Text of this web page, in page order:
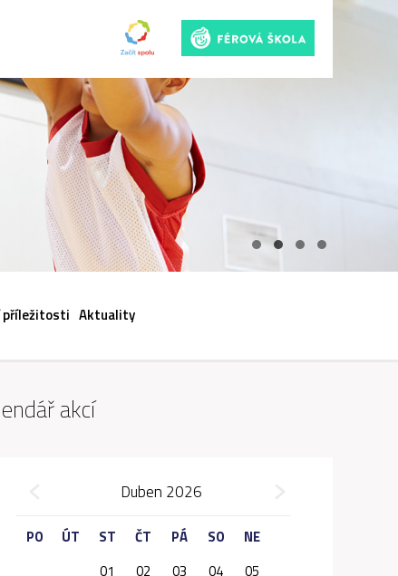
příležitosti Aktuality
akcí
Duben 2026
PO ÚT ST ČT PÁ SO
NE
01
02 03 04
05